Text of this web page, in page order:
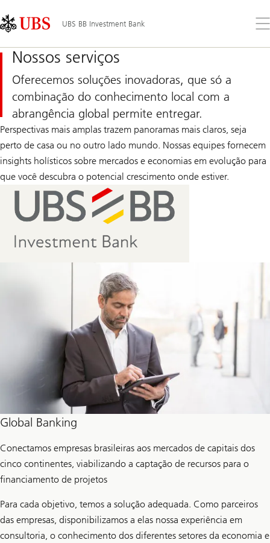
Links
Area
UBS BB Investment Bank
o
Nossos serviços
Oferecemos soluções inovadoras, que só a
combinação do conhecimento local com a
abrangência global permite entregar.
Perspectivas mais amplas trazem panoramas mais claros, seja
perto de casa ou no outro lado mundo. Nossas equipes fornecem
insights holísticos sobre mercados e economias em evolução para
que você descubra o potencial crescimento onde estiver.
Global Banking
Conectamos empresas brasileiras aos mercados de capitais dos
cinco continentes, viabilizando a captação de recursos para o
financiamento de projetos
Para cada objetivo, temos a solução adequada. Como parceiros
das empresas, disponibilizamos a elas nossa experiência em
consultoria, o conhecimento dos diferentes setores da economia e